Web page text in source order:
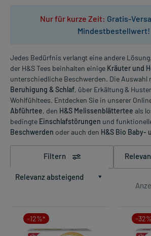
Nur für kurze Zeit: Gratis-
Mindestbestellwert!
Jedes Bedürfnis verlangt eine andere
der H&S Tees beinhalten einige Kräuter und
unterschiedliche Beschwerden. Die Auswahl
Beruhigung & Schlaf, über Erkältung &
Wohlfühltees. Entdecken Sie in unserer
Abführtee, den H&S Melissenblättertee als
bedingte Einschlafstörungen und
Beschwerden oder auch den H&S Bio Baby-
Filtern
Relevanz absteigend
-12%* -